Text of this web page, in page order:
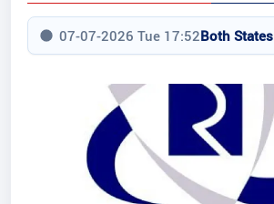
07-07-2026 Tue 17:52Both States